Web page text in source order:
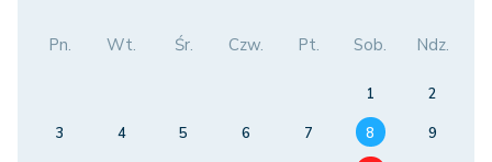
Pn. Wt. Śr. Czw. Pt. Sob. Ndz.
1
2
3
4 5 6 7 8
9